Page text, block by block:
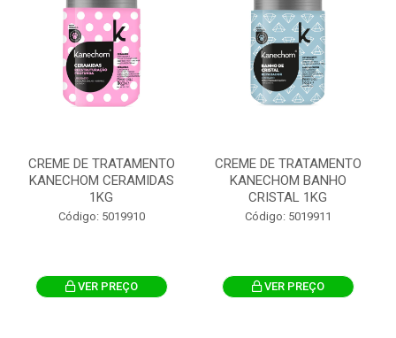
CREME DE TRATAMENTO
KANECHOM CERAMIDAS
1KG
Código: 5019910
VER PREÇO
CREME DE TRATAMENTO
KANECHOM BANHO
CRISTAL 1KG
Código: 5019911
VER PREÇO